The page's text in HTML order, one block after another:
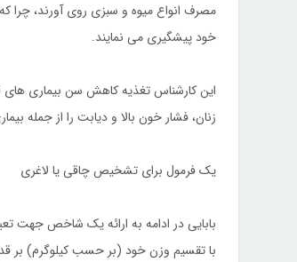
مصرف انواع میوه و سبزی روی آورند، چرا
خود پیشگیری می نمایند.
زنان، فشار خون بالا و دیابت را از جمله
یک فرمول برای تشخیص چاقی یا لاغری